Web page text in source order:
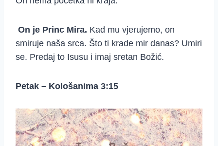
On je Princ Mira. Kad mu vjerujemo, on
smiruje naša srca. Što ti krade mir danas? Umiri
se. Predaj to Isusu i imaj sretan Božić.
Petak – Kološanima 3:15